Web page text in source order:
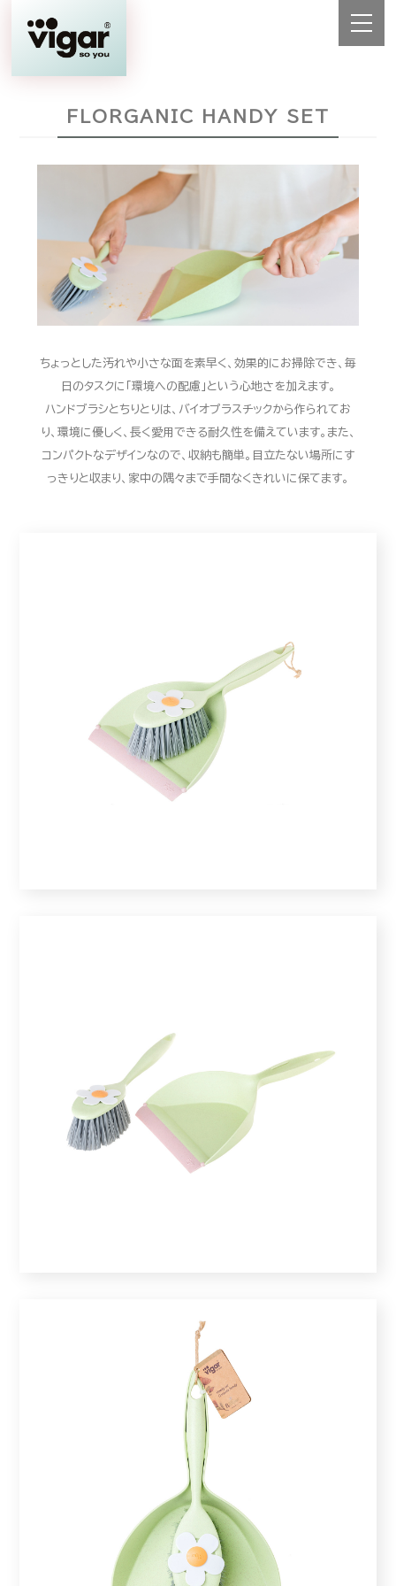
FLORGANIC HANDY SET
ちょっとした汚れや小さな面を素早く、効果的にお掃除でき、毎
日のタスクに「環境への配慮」という心地さを加えます。
ハンドブラシとちりとりは、バイオプラスチックから作られてお
り、環境に優しく、長く愛用できる耐久性を備えています。また、
コンパクトなデザインなので、収納も簡単。目立たない場所にす
っきりと収まり、家中の隅々まで手間なくきれいに保てます。